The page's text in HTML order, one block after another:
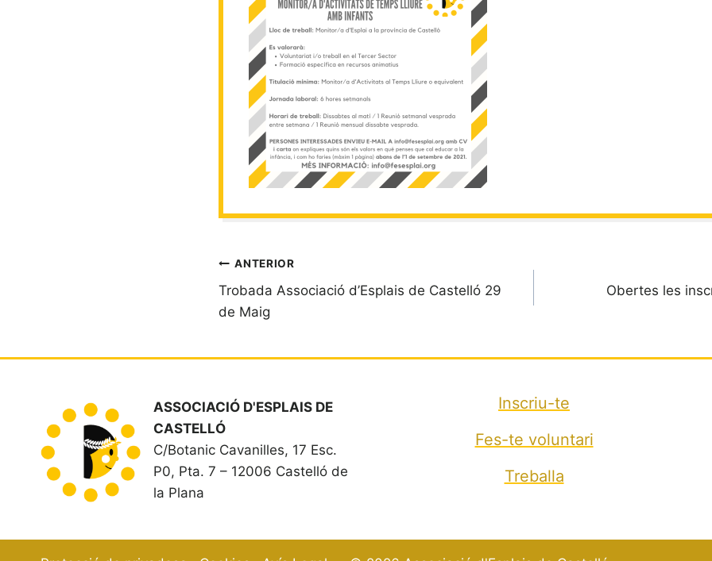
Navegació
d'entrades
ANTERIOR
Trobada Associació d’Esplais de Castelló 29
de Maig
Obertes les
ASSOCIACIÓ D'ESPLAIS DE
CASTELLÓ
C/Botanic Cavanilles, 17 Esc.
P0, Pta. 7 – 12006 Castelló de
la Plana
Inscriu-te
Fes-te voluntari
Treballa